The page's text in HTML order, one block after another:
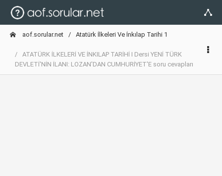
aof.sorular.net Atatürk İlkeleri Ve İnkılap Tarihi 1
ATATÜRK İLKELERİ VE İNKILAP TARİHİ I Dersi YENİ TÜRK
DEVLETİ'NİN İLANI: LOZAN'DAN CUMHURİYET'E soru cevapları